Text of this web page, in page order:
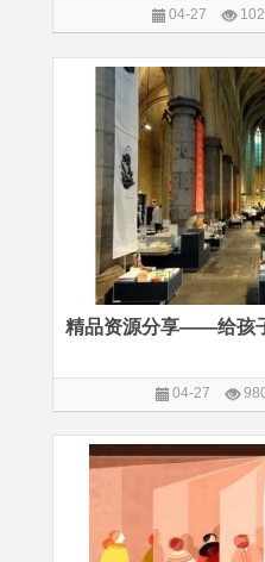
04-27
精品资源分享——给孩
04-27